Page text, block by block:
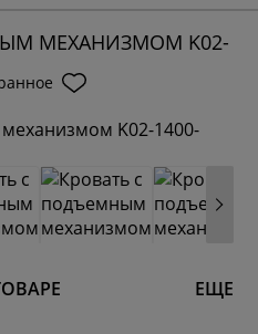
МЕХАНИЗМОМ K02-
ЕЩЕ